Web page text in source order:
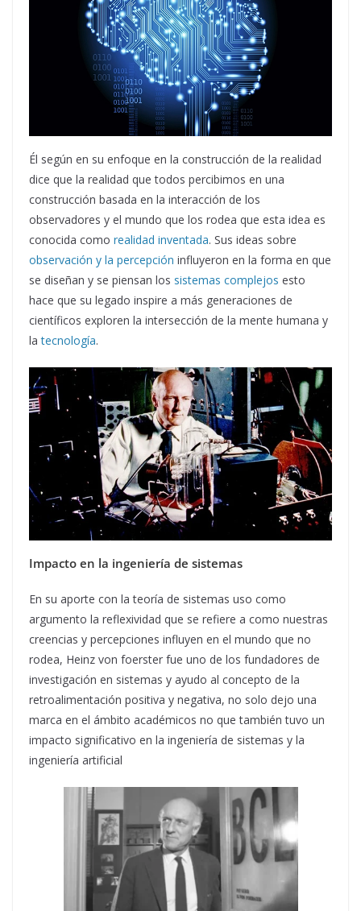
Él según en su enfoque en la construcción de la realidad
dice que la realidad que todos percibimos en una
construcción basada en la interacción de los
observadores y el mundo que los rodea que esta idea es
conocida como realidad inventada. Sus ideas sobre
observación y la percepción influyeron en la forma en que
se diseñan y se piensan los sistemas complejos esto
hace que su legado inspire a más generaciones de
científicos exploren la intersección de la mente humana y
latecnología.
Impacto en la ingeniería de sistemas
En su aporte con la teoría de sistemas uso como
argumento la reflexividad que se refiere a como nuestras
creencias y percepciones influyen en el mundo que no
rodea, Heinz von foerster fue uno de los fundadores de
investigación en sistemas y ayudo al concepto de la
retroalimentación positiva y negativa, no solo dejo una
marca en el ámbito académicos no que también tuvo un
impacto significativo en la ingeniería de sistemas y la
ingeniería artificial